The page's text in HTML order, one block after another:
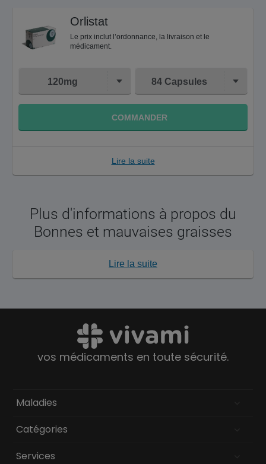
Orlistat
Le prix inclut l’ordonnance, la livraison et le
médicament.
120mg 84 Capsules
COMMANDER
Lire la suite
Plus d'informations à propos du
Bonnes et mauvaises graisses
Lire la suite
vos médicaments en toute sécurité.
Maladies
Catégories
Services